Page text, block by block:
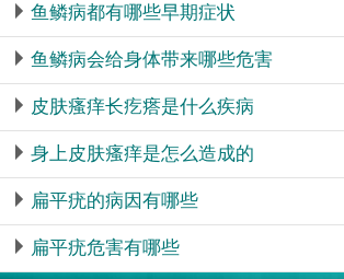
鱼鳞病都有哪些早期症状
鱼鳞病会给身体带来哪些危害
皮肤瘙痒长疙瘩是什么疾病
身上皮肤瘙痒是怎么造成的
扁平疣的病因有哪些
扁平疣危害有哪些